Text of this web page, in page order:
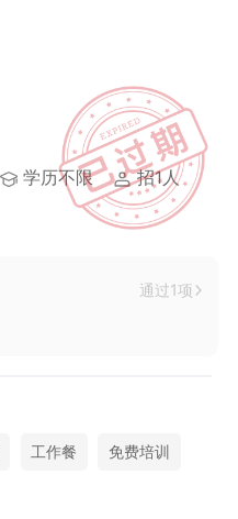
学历不限 招1人
通过1项
工作餐 免费培训